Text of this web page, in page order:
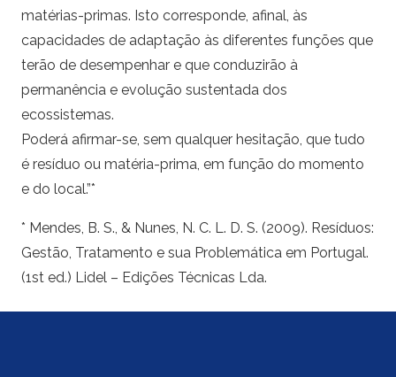
matérias-primas. Isto corresponde, afinal, às
capacidades de adaptação às diferentes funções que
terão de desempenhar e que conduzirão à
permanência e evolução sustentada dos
ecossistemas.
Poderá afirmar-se, sem qualquer hesitação, que tudo
é resíduo ou matéria-prima, em função do momento
e do local.”*
* Mendes, B. S., & Nunes, N. C. L. D. S. (2009). Resíduos:
Gestão, Tratamento e sua Problemática em Portugal.
(1st ed.) Lidel – Edições Técnicas Lda.